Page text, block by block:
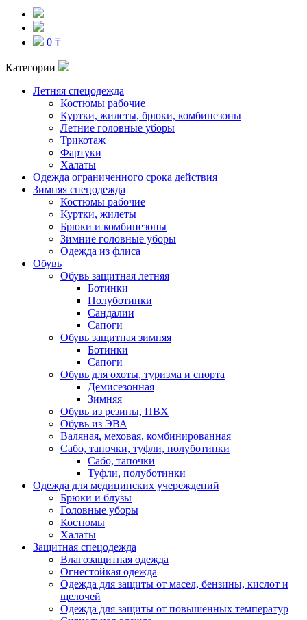
0 ₸
Категории
Летняя спецодежда
Костюмы рабочие
Куртки, жилеты, брюки, комбинезоны
Летние головные уборы
Трикотаж
Фартуки
Халаты
Одежда ограниченного срока действия
Зимняя спецодежда
Костюмы рабочие
Куртки, жилеты
Брюки и комбинезоны
Зимние головные уборы
Одежда из флиса
Обувь
Обувь защитная летняя
Ботинки
Полуботинки
Сандалии
Сапоги
Обувь защитная зимняя
Ботинки
Сапоги
Обувь для охоты, туризма и спорта
Демисезонная
Зимняя
Обувь из резины, ПВХ
Обувь из ЭВА
Валяная, меховая, комбинированная
Сабо, тапочки, туфли, полуботинки
Сабо, тапочки
Туфли, полуботинки
Одежда для медицинских учереждений
Брюки и блузы
Головные уборы
Костюмы
Халаты
Защитная спецодежда
Влагозащитная одежда
Огнестойкая одежда
Одежда для защиты от масел, бензины, кислот и
щелочей
Одежда для защиты от повышенных температур